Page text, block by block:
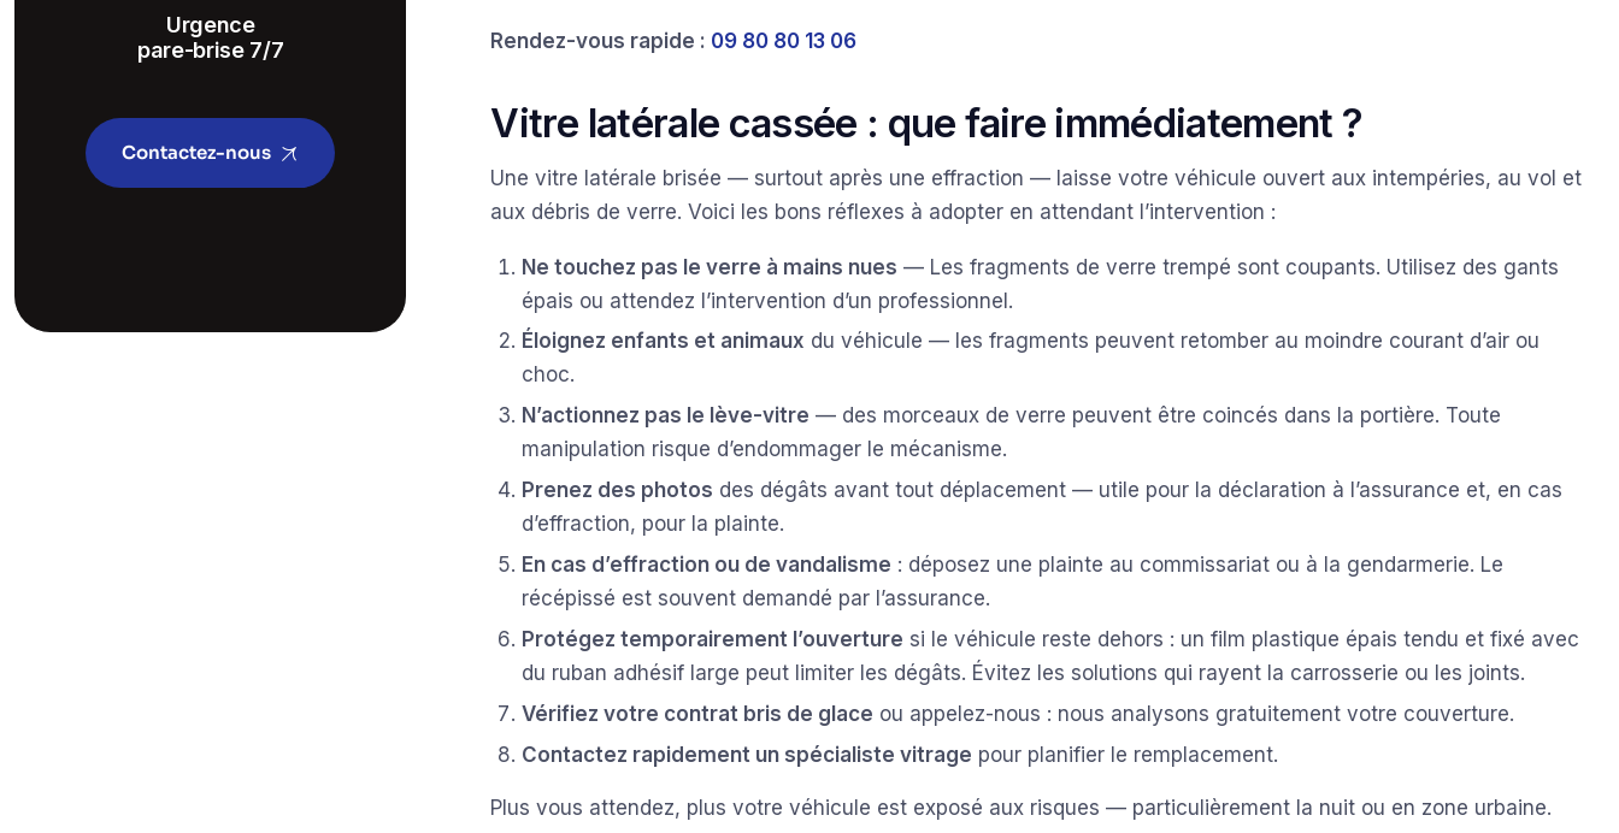
Rendez-vous rapide : 09 80 80 13 06
Vitre latérale cassée : que faire immédiatement ?
Une vitre latérale brisée — surtout après une effraction — laisse votre véhicule ouvert aux intempéries, au vol et
aux débris de verre. Voici les bons réflexes à adopter en attendant l’intervention :
Ne touchez pas le verre à mains nues — Les fragments de verre trempé sont coupants. Utilisez des gants
épais ou attendez l’intervention d’un professionnel.
Éloignez enfants et animaux du véhicule — les fragments peuvent retomber au moindre courant d’air ou
choc.
N’actionnez pas le lève-vitre — des morceaux de verre peuvent être coincés dans la portière. Toute
manipulation risque d’endommager le mécanisme.
Prenez des photos des dégâts avant tout déplacement — utile pour la déclaration à l’assurance et, en cas
d’effraction, pour la plainte.
En cas d’effraction ou de vandalisme : déposez une plainte au commissariat ou à la gendarmerie. Le
récépissé est souvent demandé par l’assurance.
Protégez temporairement l’ouverture si le véhicule reste dehors : un film plastique épais tendu et fixé avec
du ruban adhésif large peut limiter les dégâts. Évitez les solutions qui rayent la carrosserie ou les joints.
Vérifiez votre contrat bris de glace ou appelez-nous : nous analysons gratuitement votre couverture.
Contactez rapidement un spécialiste vitrage pour planifier le remplacement.
Plus vous attendez, plus votre véhicule est exposé aux risques — particulièrement la nuit ou en zone urbaine.
Urgence
pare-brise 7/7
Contactez-nous